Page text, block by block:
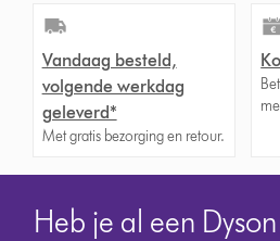
Vandaag besteld,
volgende werkdag
geleverd*
Met gratis bezorging en retour.
Heb je al een